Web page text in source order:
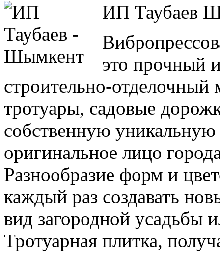
ИП Таубаев
это прочный
строительно-отделочный
тротуары, садовые
собственную уникальную
оригинальное лицо
Разнообразие форм и
каждый раз создавать
вид загородной усадьбы
Тротуарная плитка,